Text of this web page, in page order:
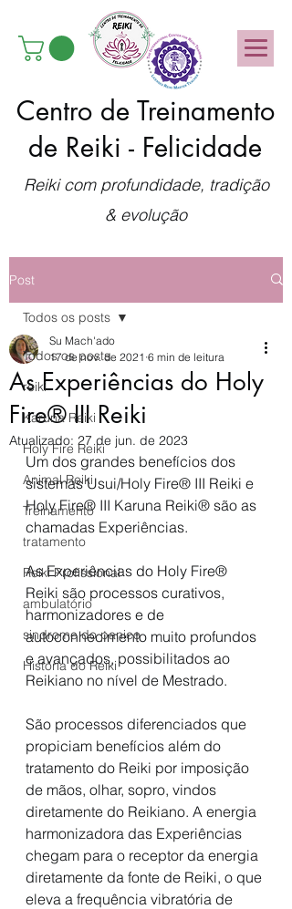
Centro de Treinamento
de Reiki - Felicidade
Reiki com profundidade, tradição
& evolução
Post
Todos os posts
reiki
Karuna Reiki
Holy Fire Reiki
Animal Reiki
Treinamento
tratamento
Reiki Profissional
ambulatório
sindrome do panico
História do Reiki
Todos os posts
As Experiências do Holy
Fire® III Reiki
Su Mach'ado
17 de nov. de 2021 6 min de leitura
Atualizado: 27 de jun. de 2023
Um dos grandes benefícios dos
sistemas Usui/Holy Fire® III Reiki e
Holy Fire® III Karuna Reiki® são as
chamadas Experiências.
As Experiências do Holy Fire®
Reiki são processos curativos,
harmonizadores e de
autoconhecimento muito profundos
e avançados, possibilitados ao
Reikiano no nível de Mestrado.
São processos diferenciados que
propiciam benefícios além do
tratamento do Reiki por imposição
de mãos, olhar, sopro, vindos
diretamente do Reikiano. A energia
harmonizadora das Experiências
chegam para o receptor da energia
diretamente da fonte de Reiki, o que
eleva a frequência vibratória de